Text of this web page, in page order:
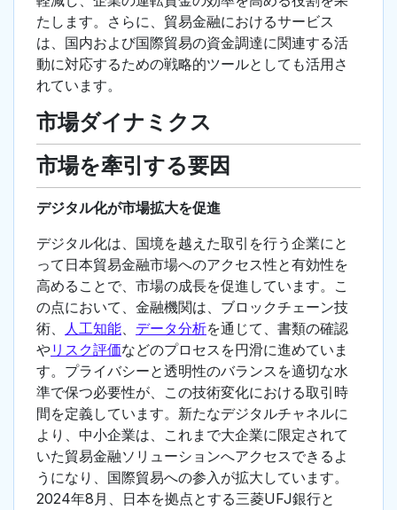
たします。さらに、貿易金融におけるサービス
は、国内および国際貿易の資金調達に関連する活
動に対応するための戦略的ツールとしても活用さ
れています。
市場ダイナミクス
市場を牽引する要因
デジタル化が市場拡大を促進
デジタル化は、国境を越えた取引を行う企業にと
って日本貿易金融市場へのアクセス性と有効性を
高めることで、市場の成長を促進しています。こ
の点において、金融機関は、ブロックチェーン技
術、 人工知能、 データ分析を通じて、書類の確認
やリスク評価などのプロセスを円滑に進めていま
す。プライバシーと透明性のバランスを適切な水
準で保つ必要性が、この技術変化における取引時
間を定義しています。新たなデジタルチャネルに
より、中小企業は、これまで大企業に限定されて
いた貿易金融ソリューションへアクセスできるよ
うになり、国際貿易への参入が拡大しています。
2024年8月、日本を拠点とする三菱UFJ銀行と